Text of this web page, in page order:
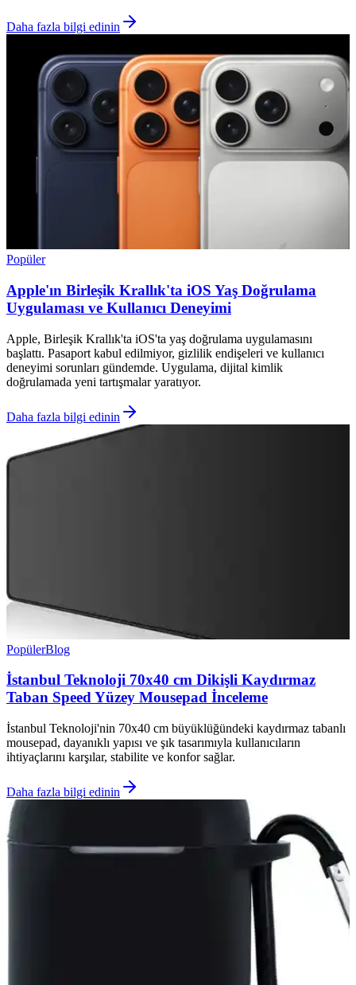
Daha fazla bilgi edinin
Popüler
Apple'ın Birleşik Krallık'ta iOS Yaş Doğrulama
Uygulaması ve Kullanıcı Deneyimi
Apple, Birleşik Krallık'ta iOS'ta yaş doğrulama uygulamasını
başlattı. Pasaport kabul edilmiyor, gizlilik endişeleri ve kullanıcı
deneyimi sorunları gündemde. Uygulama, dijital kimlik
doğrulamada yeni tartışmalar yaratıyor.
Daha fazla bilgi edinin
PopülerBlog
İstanbul Teknoloji 70x40 cm Dikişli Kaydırmaz
Taban Speed Yüzey Mousepad İnceleme
İstanbul Teknoloji'nin 70x40 cm büyüklüğündeki kaydırmaz tabanlı
mousepad, dayanıklı yapısı ve şık tasarımıyla kullanıcıların
ihtiyaçlarını karşılar, stabilite ve konfor sağlar.
Daha fazla bilgi edinin